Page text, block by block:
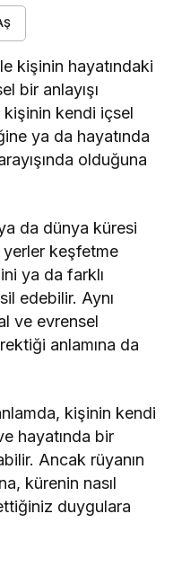
kişinin hayatındaki
bir anlayışı
kişinin kendi içsel
ya da hayatında
olduğuna
da dünya küresi
yerler keşfetme
ya da farklı
edebilir. Aynı
ve evrensel
anlamına da
kişinin kendi
hayatında bir
Ancak rüyanın
kürenin nasıl
duygulara